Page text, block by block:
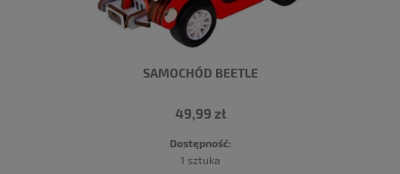
SAMOCHÓD BEETLE
49,99 zł
Dostępność:
1 sztuka